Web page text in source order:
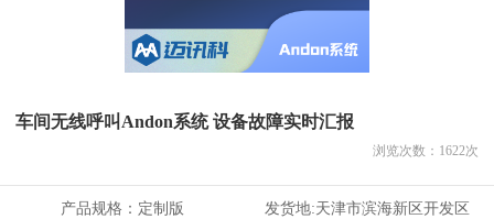
车间无线呼叫Andon系统 设备故障实时汇报
浏览次数： 1622次
产品规格： 定制版 发货地:天津市滨海新区开发区